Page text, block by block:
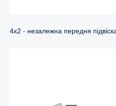
4x2 - незалежна передня